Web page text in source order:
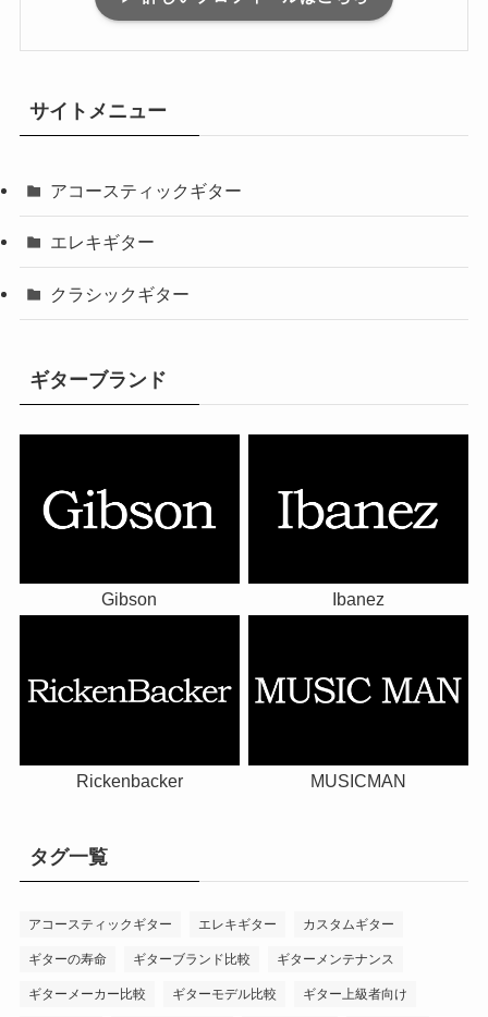
サイトメニュー
アコースティックギター
エレキギター
クラシックギター
ギターブランド
Gibson Ibanez
Rickenbacker MUSICMAN
タグ一覧
アコースティックギター エレキギター カスタムギター
ギターの寿命 ギターブランド比較 ギターメンテナンス
ギターメーカー比較 ギターモデル比較 ギター上級者向け